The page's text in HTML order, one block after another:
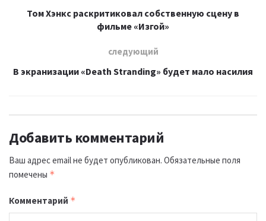
Том Хэнкс раскритиковал собственную сцену в
фильме «Изгой»
следующий
В экранизации «Death Stranding» будет мало насилия
Добавить комментарий
Ваш адрес email не будет опубликован. Обязательные поля
помечены *
Комментарий *